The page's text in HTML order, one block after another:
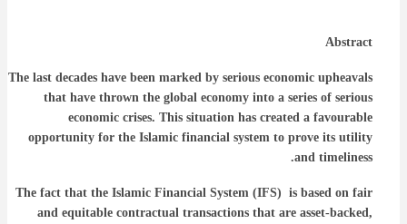
Abstract
The last decades have been marked by serious economic upheavals
that have thrown the global economy into a series of serious
economic crises. This situation has created a favourable
opportunity for the Islamic financial system to prove its utility
and timeliness.
The fact that the Islamic Financial System (IFS) is based on fair
and equitable contractual transactions that are asset-backed,